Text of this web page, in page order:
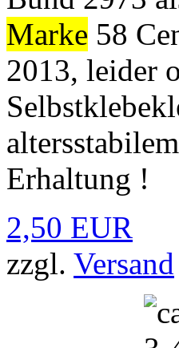
Marke 58
2013, leider
Erhaltung !
2,50 EUR
zzgl. Versand